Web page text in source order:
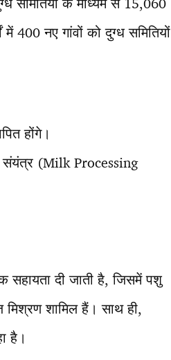
400 नए गांवों को दुग्ध समितियों
होंगे।
संयंत्र (Milk Processing
सहायता दी जाती है, जिसमें पशु
शामिल हैं। साथ ही,
है।